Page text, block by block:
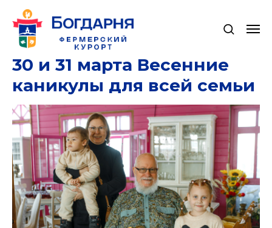
30 и 31 марта Весенние
каникулы для всей семьи